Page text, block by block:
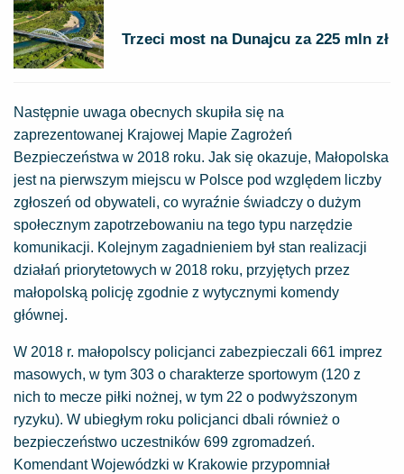
Trzeci most na Dunajcu za 225 mln zł
Następnie uwaga obecnych skupiła się na
zaprezentowanej Krajowej Mapie Zagrożeń
Bezpieczeństwa w 2018 roku. Jak się okazuje, Małopolska
jest na pierwszym miejscu w Polsce pod względem liczby
zgłoszeń od obywateli, co wyraźnie świadczy o dużym
społecznym zapotrzebowaniu na tego typu narzędzie
komunikacji. Kolejnym zagadnieniem był stan realizacji
działań priorytetowych w 2018 roku, przyjętych przez
małopolską policję zgodnie z wytycznymi komendy
głównej.
W 2018 r. małopolscy policjanci zabezpieczali 661 imprez
masowych, w tym 303 o charakterze sportowym (120 z
nich to mecze piłki nożnej, w tym 22 o podwyższonym
ryzyku). W ubiegłym roku policjanci dbali również o
bezpieczeństwo uczestników 699 zgromadzeń.
Komendant Wojewódzki w Krakowie przypomniał